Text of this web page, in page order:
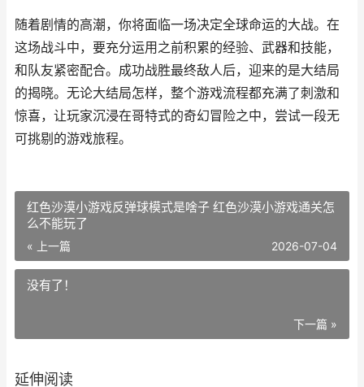
随着剧情的高潮，你将面临一场决定全球命运的大战。在
这场战斗中，要充分运用之前积累的经验、武器和技能，
和队友紧密配合。成功战胜最终敌人后，迎来的是大结局
的揭晓。无论大结局怎样，整个游戏流程都充满了刺激和
惊喜，让玩家沉浸在哥特式的奇幻冒险之中，尝试一段无
可挑剔的游戏旅程。
红色沙漠小游戏反弹球模式是啥子 红色沙漠小游戏通关怎
么不能玩了
« 上一篇 2026-07-04
没有了！
下一篇 »
延伸阅读